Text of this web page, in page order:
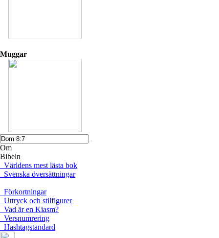
Muggar
Om
Bibeln
Världens mest lästa bok
Svenska översättningar
Förkortningar
Uttryck och stilfigurer
Vad är en Kiasm?
Versnumrering
Hashtagstandard